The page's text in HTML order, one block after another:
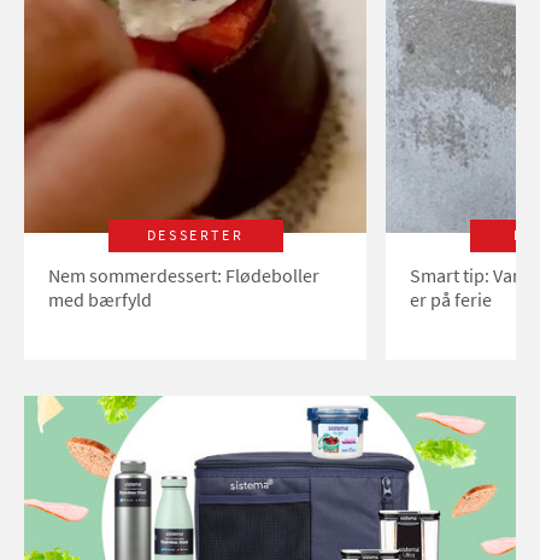
DESSERTER
Nem sommerdessert: Flødeboller
med bærfyld
Smart tip:
er på ferie